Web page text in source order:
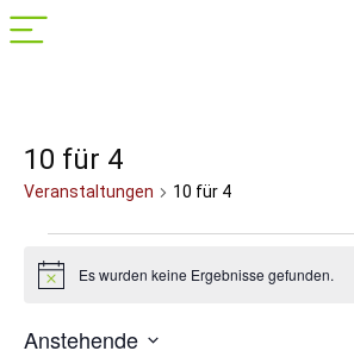
10 für 4
Veranstaltungen 10 für 4
HinweisEs wurden keine Ergebnisse gefunden.
Anstehende